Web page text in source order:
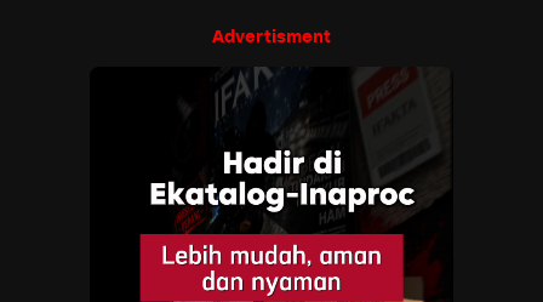
Advertisment